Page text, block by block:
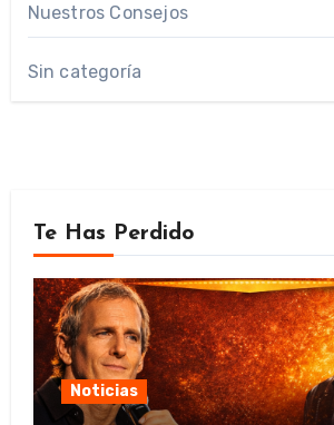
Nuestros Consejos
Sin categoría
Te Has Perdido
Noticias